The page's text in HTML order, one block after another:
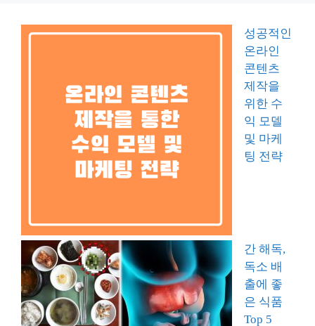
성공적인
온라인
콘텐츠
제작을
위한 수
익 모델
및 마케
팅 전략
간 해독,
독소 배
출에 좋
은 식품
Top 5